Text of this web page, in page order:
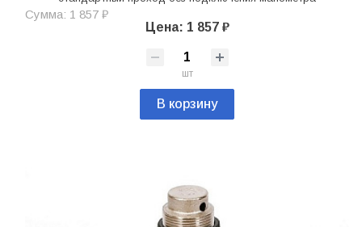
Сумма: 1 857 ₽
Цена: 1 857 ₽
шт
В корзину